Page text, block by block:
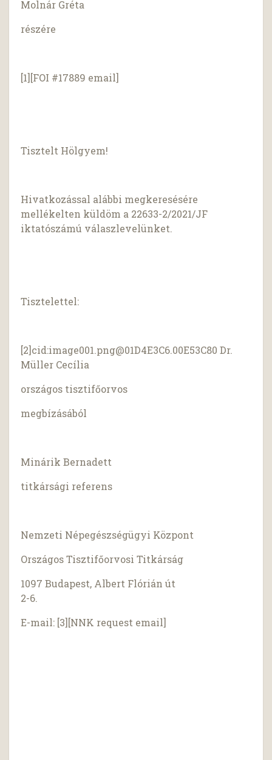
Molnár Gréta
részére
[1][FOI #17889 email]
Tisztelt Hölgyem!
Hivatkozással alábbi megkeresésére
mellékelten küldöm a 22633-2/2021/JF
iktatószámú válaszlevelünket.
Tisztelettel:
[2]cid:image001.png@01D4E3C6.00E53C80 Dr.
Müller Cecília
országos tisztifőorvos
megbízásából
Minárik Bernadett
titkársági referens
Nemzeti Népegészségügyi Központ
Országos Tisztifőorvosi Titkárság
1097 Budapest, Albert Flórián út
2-6.
E-mail: [3][NNK request email]